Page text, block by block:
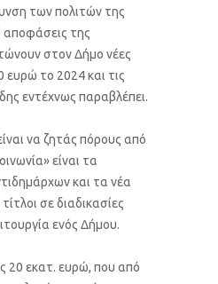
των πολιτών της
της
στον Δήμο νέες
το 2024 και τις
εντέχνως παραβλέπει.
να ζητάς πόρους από
είναι τα
και τα νέα
σε διαδικασίες
ενός Δήμου.
20 εκατ. ευρώ, που από